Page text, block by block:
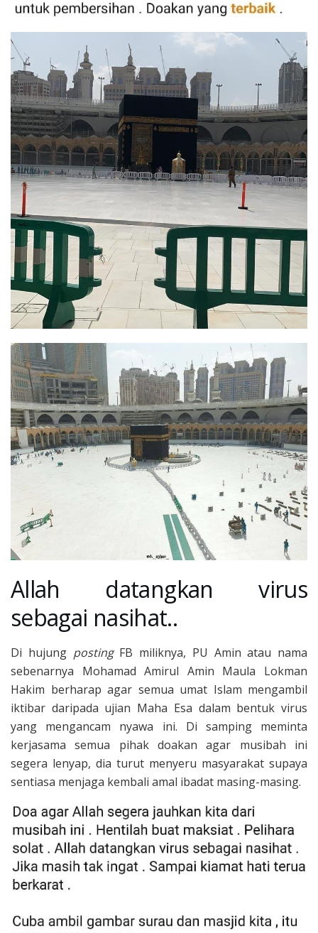
Allah datangkan virus
sebagai nasihat..
Di hujung postingFB miliknya, PU Amin atau nama
sebenarnya Mohamad Amirul Amin Maula Lokman
Hakim berharap agar semua umat Islam mengambil
iktibar daripada ujian Maha Esa dalam bentuk virus
yang mengancam nyawa ini. Di samping meminta
kerjasama semua pihak doakan agar musibah ini
segera lenyap, dia turut menyeru masyarakat supaya
sentiasa menjaga kembali amal ibadat masing-masing.